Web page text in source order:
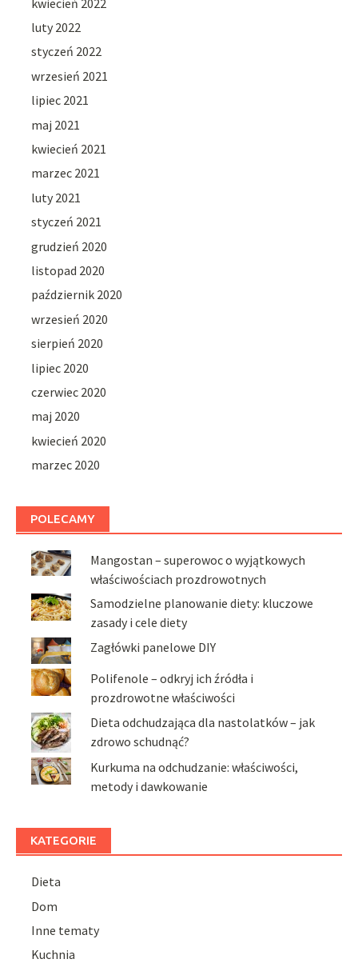
luty 2022
styczeń 2022
wrzesień 2021
lipiec 2021
maj 2021
kwiecień 2021
marzec 2021
luty 2021
styczeń 2021
grudzień 2020
listopad 2020
październik 2020
wrzesień 2020
sierpień 2020
lipiec 2020
czerwiec 2020
maj 2020
kwiecień 2020
marzec 2020
POLECAMY
Mangostan – superowoc o wyjątkowych
właściwościach prozdrowotnych
Samodzielne planowanie diety: kluczowe
zasady i cele diety
Zagłówki panelowe DIY
Polifenole – odkryj ich źródła i
prozdrowotne właściwości
Dieta odchudzająca dla nastolatków – jak
zdrowo schudnąć?
Kurkuma na odchudzanie: właściwości,
metody i dawkowanie
KATEGORIE
Dieta
Dom
Inne tematy
Kuchnia